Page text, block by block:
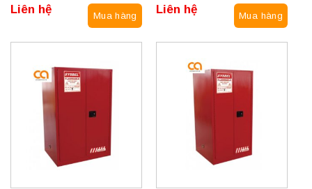
Liên hệ Mua hàng Liên hệ Mua hàng